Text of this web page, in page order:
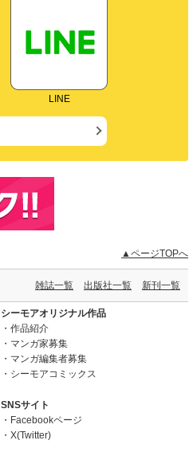
LINE
▲ページTOPへ
雑誌一覧 出版社一覧 新刊一覧
シーモアオリジナル作品
作品紹介
マンガ家募集
マンガ編集者募集
シーモアコミックス
SNSサイト
Facebookページ
X(Twitter)